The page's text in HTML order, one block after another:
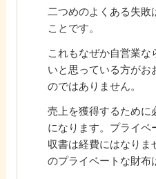
二つめのよくある失敗
ことです。
これもなぜか自営業な
いと思っている方がお
のではありません。
売上を獲得するために
になります。プライベ
収書は経費にはなりま
のプライベートな財布